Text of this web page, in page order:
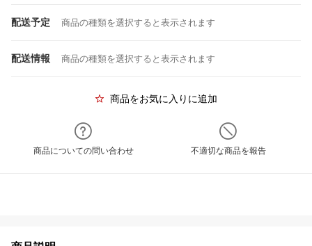
配送予定 商品の種類を選択すると表示されます
配送情報 商品の種類を選択すると表示されます
商品をお気に入りに追加
商品についての問い合わせ 不適切な商品を報告